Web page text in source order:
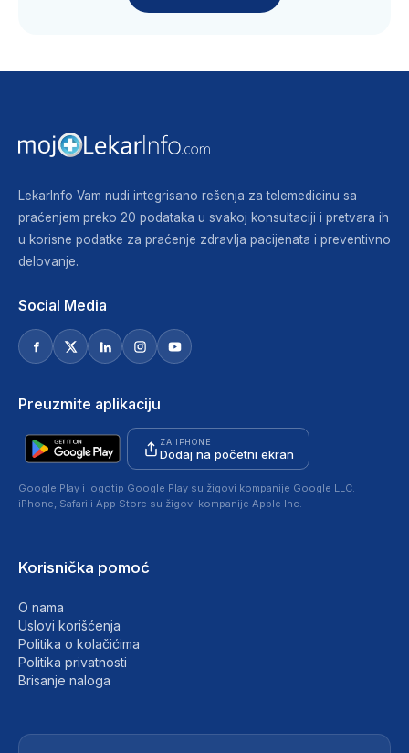
LekarInfo Vam nudi integrisano rešenja za telemedicinu sa
praćenjem preko 20 podataka u svakoj konsultaciji i pretvara ih
u korisne podatke za praćenje zdravlja pacijenata i preventivno
delovanje.
Social Media
Preuzmite aplikaciju
ZA IPHONE
Dodaj na početni ekran
Google Play i logotip Google Play su žigovi kompanije Google LLC.
iPhone, Safari i App Store su žigovi kompanije Apple Inc.
Korisnička pomoć
O nama
Uslovi korišćenja
Politika o kolačićima
Politika privatnosti
Brisanje naloga